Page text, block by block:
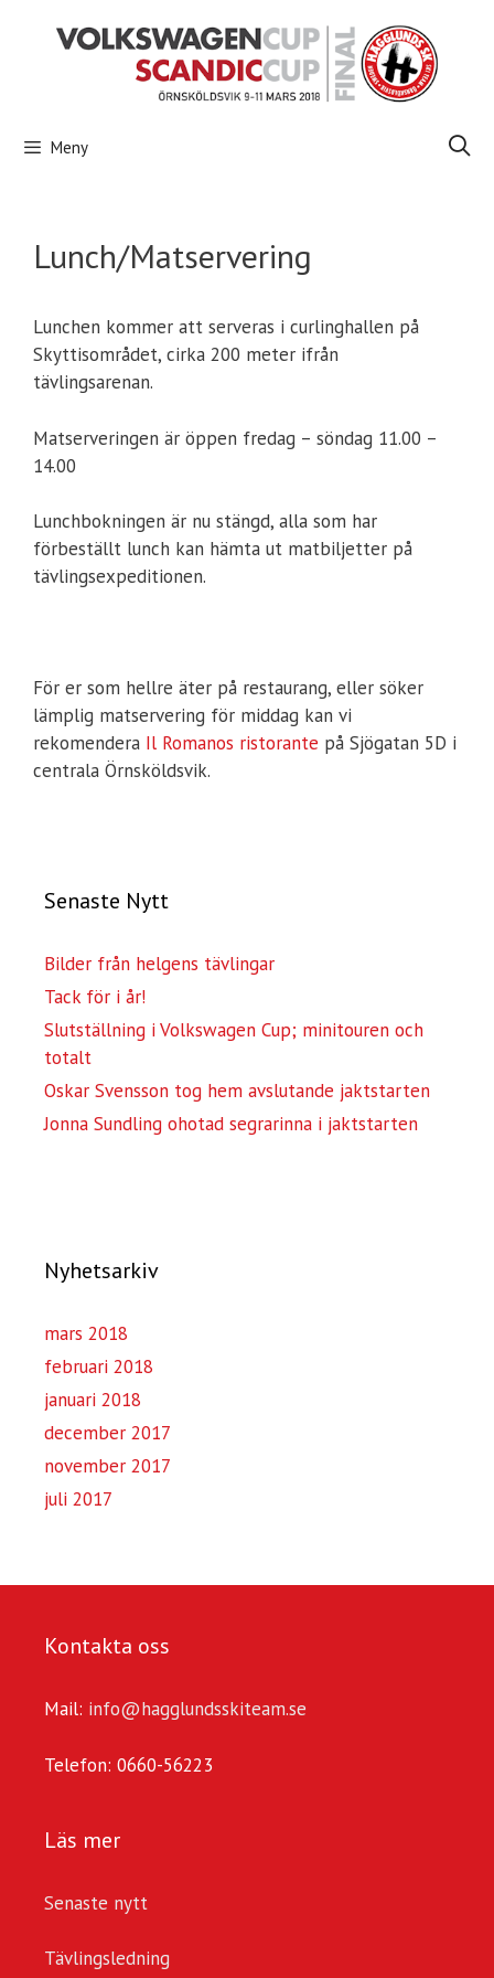
Meny
Lunch/Matservering
Lunchen kommer att serveras i curlinghallen på
Skyttisområdet, cirka 200 meter ifrån
tävlingsarenan.
Matserveringen är öppen fredag – söndag 11.00 –
14.00
Lunchbokningen är nu stängd, alla som har
förbeställt lunch kan hämta ut matbiljetter på
tävlingsexpeditionen.
För er som hellre äter på restaurang, eller söker
lämplig matservering för middag kan vi
rekomendera Il Romanos ristorante på Sjögatan 5D i
centrala Örnsköldsvik.
Senaste Nytt
Bilder från helgens tävlingar
Tack för i år!
Slutställning i Volkswagen Cup; minitouren och
totalt
Oskar Svensson tog hem avslutande jaktstarten
Jonna Sundling ohotad segrarinna i jaktstarten
Nyhetsarkiv
mars 2018
februari 2018
januari 2018
december 2017
november 2017
juli 2017
Kontakta oss
Mail: info@hagglundsskiteam.se
Telefon: 0660-56223
Läs mer
Senaste nytt
Tävlingsledning